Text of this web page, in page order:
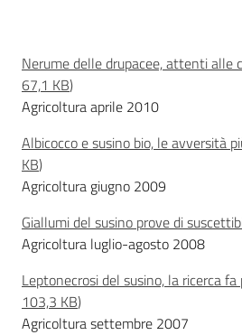
sostenibile
Vivaismo
e
sementi
Import-
Export
Nerume delle drupacee, attenti alle
67,1 KB)
Agricoltura aprile 2010
Albicocco e susino bio, le avversità
KB)
Agricoltura giugno 2009
Giallumi del susino prove di
Agricoltura luglio-agosto 2008
Leptonecrosi del susino, la ricerca
103,3 KB)
Agricoltura settembre 2007